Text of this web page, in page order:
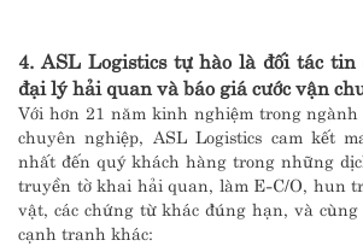
4. ASL Logistics tự hào là đối tác tin
đại lý hải quan và báo giá cước vận
Với hơn 21 năm kinh nghiệm trong
chuyên nghiệp, ASL Logistics cam kết
nhất đến quý khách hàng trong những
truyền tờ khai hải quan, làm E-C/O, hun
vật, các chứng từ khác đúng hạn, và
cạnh tranh khác: